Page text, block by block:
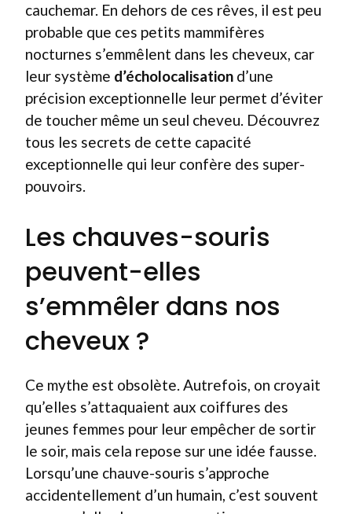
cauchemar. En dehors de ces rêves, il est peu
probable que ces petits mammifères
nocturnes s’emmêlent dans les cheveux, car
leur système d’écholocalisation d’une
précision exceptionnelle leur permet d’éviter
de toucher même un seul cheveu. Découvrez
tous les secrets de cette capacité
exceptionnelle qui leur confère des super-
pouvoirs.
Les chauves-souris
peuvent-elles
s’emmêler dans nos
cheveux ?
Ce mythe est obsolète. Autrefois, on croyait
qu’elles s’attaquaient aux coiffures des
jeunes femmes pour leur empêcher de sortir
le soir, mais cela repose sur une idée fausse.
Lorsqu’une chauve-souris s’approche
accidentellement d’un humain, c’est souvent